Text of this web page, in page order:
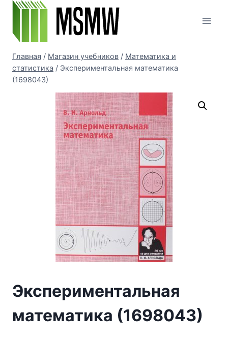
Перейти
содержимому
Главная / Магазин учебников / Математика и
статистика / Экспериментальная математика
(1698043)
Экспериментальная
математика (1698043)